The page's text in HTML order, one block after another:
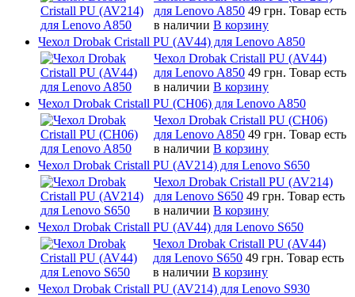
для Lenovo A850 49 грн. Товар есть
в наличии В корзину
Чехол Drobak Cristall PU (AV44) для Lenovo A850
Чехол Drobak Cristall PU (AV44)
для Lenovo A850 49 грн. Товар есть
в наличии В корзину
Чехол Drobak Cristall PU (CH06) для Lenovo A850
Чехол Drobak Cristall PU (CH06)
для Lenovo A850 49 грн. Товар есть
в наличии В корзину
Чехол Drobak Cristall PU (AV214) для Lenovo S650
Чехол Drobak Cristall PU (AV214)
для Lenovo S650 49 грн. Товар есть
в наличии В корзину
Чехол Drobak Cristall PU (AV44) для Lenovo S650
Чехол Drobak Cristall PU (AV44)
для Lenovo S650 49 грн. Товар есть
в наличии В корзину
Чехол Drobak Cristall PU (AV214) для Lenovo S930